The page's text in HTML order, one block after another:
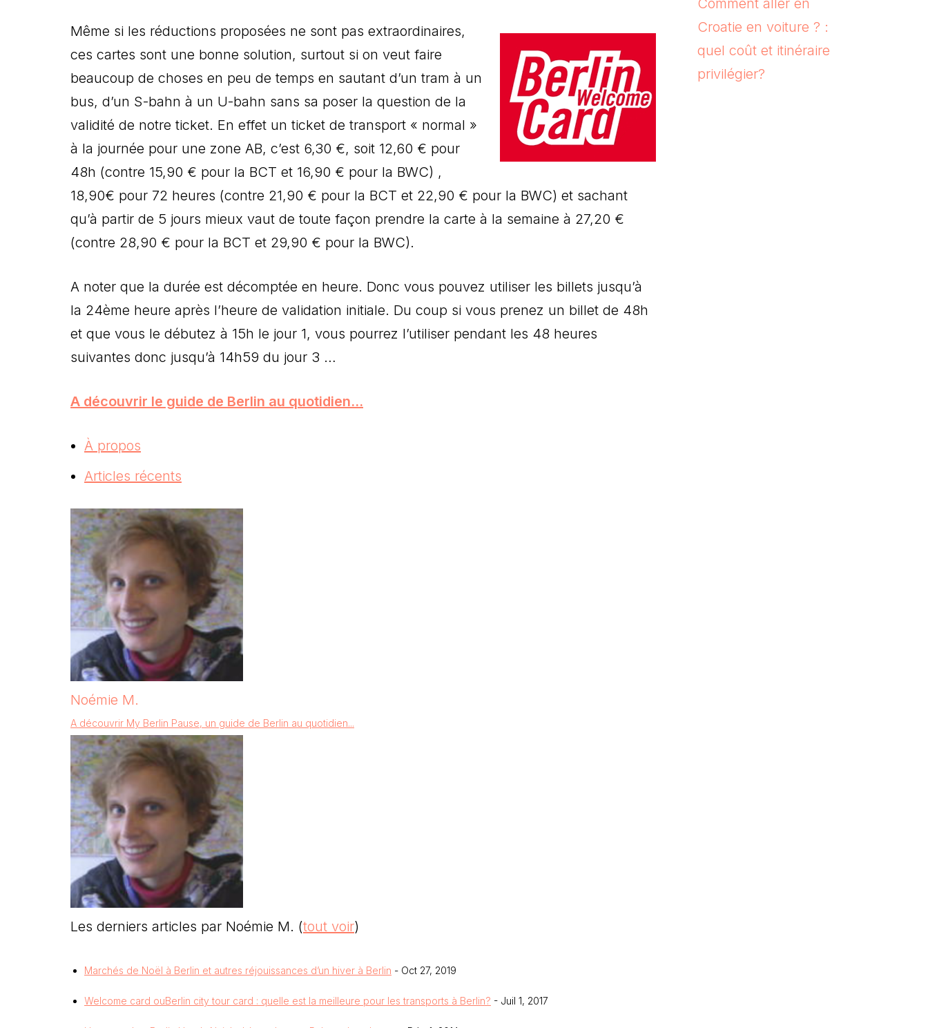
Même si les réductions proposées ne sont pas extraordinaires,
ces cartes sont une bonne solution, surtout si on veut faire
beaucoup de choses en peu de temps en sautant d’un tram à un
bus, d’un S-bahn à un U-bahn sans sa poser la question de la
validité de notre ticket. En effet un ticket de transport « normal »
à la journée pour une zone AB, c’est 6,30 €, soit 12,60 € pour
48h (contre 15,90 € pour la BCT et 16,90 € pour la BWC) ,
18,90€ pour 72 heures (contre 21,90 € pour la BCT et 22,90 € pour la BWC) et sachant
qu’à partir de 5 jours mieux vaut de toute façon prendre la carte à la semaine à 27,20 €
(contre 28,90 € pour la BCT et 29,90 € pour la BWC).
A noter que la durée est décomptée en heure. Donc vous pouvez utiliser les billets jusqu’à
la 24ème heure après l’heure de validation initiale. Du coup si vous prenez un billet de 48h
et que vous le débutez à 15h le jour 1, vous pourrez l’utiliser pendant les 48 heures
suivantes donc jusqu’à 14h59 du jour 3 …
A découvrir le guide de Berlin au quotidien…
À propos
Articles récents
Noémie M.
A découvrir My Berlin Pause, un guide de Berlin au quotidien...
Les derniers articles par Noémie M. (tout voir)
Marchés de Noël à Berlin et autres réjouissances d’un hiver à Berlin - Oct 27, 2019
Welcome card ouBerlin city tour card : quelle est la meilleure pour les transports à Berlin? - Juil 1, 2017
Croatie en voiture ? :
quel coût et itinéraire
privilégier?